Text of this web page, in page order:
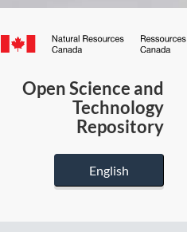
Canada.ca
Open Science and
Technology
Repository
English